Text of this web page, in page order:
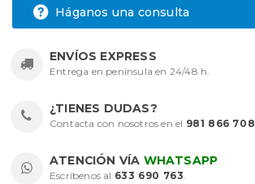
Háganos una consulta
ENVÍOS EXPRESS
Entrega en península en 24/48 h.
¿TIENES DUDAS?
Contacta con nosotros en el 981 866 708
ATENCIÓN VÍA WHATSAPP
Escríbenos al 633 690 763.